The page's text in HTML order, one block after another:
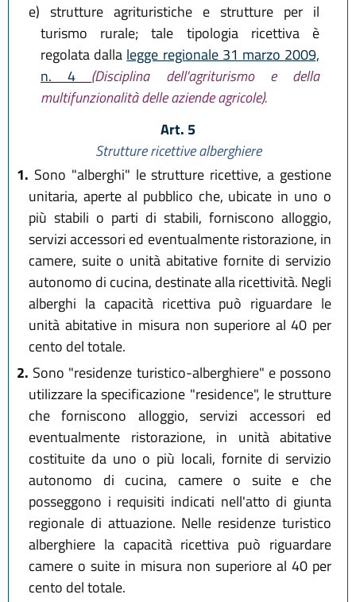
e) strutture agrituristiche e strutture per il
turismo rurale; tale tipologia ricettiva è
regolata dalla legge regionale 31 marzo 2009,
n. 4 (Disciplina dell'agriturismo e della
multifunzionalità delle aziende agricole).
Art. 5
Strutture ricettive alberghiere
1. Sono "alberghi" le strutture ricettive, a gestione
unitaria, aperte al pubblico che, ubicate in uno o
più stabili o parti di stabili, forniscono alloggio,
servizi accessori ed eventualmente ristorazione, in
camere, suite o unità abitative fornite di servizio
autonomo di cucina, destinate alla ricettività. Negli
alberghi la capacità ricettiva può riguardare le
unità abitative in misura non superiore al 40 per
cento del totale.
2. Sono "residenze turistico-alberghiere" e possono
utilizzare la specificazione "residence", le strutture
che forniscono alloggio, servizi accessori ed
eventualmente ristorazione, in unità abitative
costituite da uno o più locali, fornite di servizio
autonomo di cucina, camere o suite e che
posseggono i requisiti indicati nell'atto di giunta
regionale di attuazione. Nelle residenze turistico
alberghiere la capacità ricettiva può riguardare
camere o suite in misura non superiore al 40 per
cento del totale.